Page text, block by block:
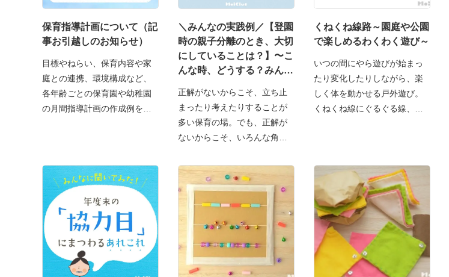
保育指導計画について（記
事お引越しのお知らせ）
目標やねらい、保育内容や家
庭との連携、環境構成など、
各年齢ごとの保育園や幼稚園
の月間指導計画の作成例を紹
＼みんなの実践例／【登園
時の親子分離のとき、大切
にしていることは？】〜こ
んな時、どうする？みんな
正解がないからこそ、立ち止
まったり考えたりすることが
多い保育の場。でも、正解が
ないからこそ、いろんな角度
くねくね線路～園庭や公園
で楽しめるわくわく遊び～
いつの間にやら遊びが始まっ
たり変化したりしながら、楽
しく体を動かせる戸外遊び。
くねくね線にぐるぐる線、カ